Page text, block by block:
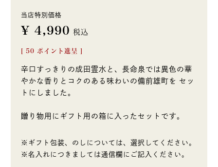
当店特別価格
¥ 4,990 税込
50 ポイント進呈 ]
辛口すっきりの成田霊水と、長命泉では異色の華
やかな香りとコクのある味わいの備前雄町を セッ
トにしました。
贈り物用にギフト用の箱に入ったセットです。
※ギフト包装、のしについては、選択してください。
※名入れにつきましては通信欄にご記入ください。